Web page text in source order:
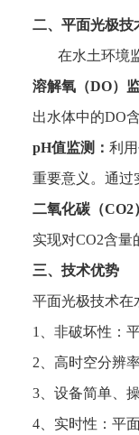
二、平面光极技
在水土环境
溶解氧（DO）
出水体中的DO
pH值监测： 利
重要意义。通过
二氧化碳（CO2
实现对CO2含
三、技术优势
平面光极技术在
1、非破坏性：
2、高时空分辨
3、设备简单、
4、实时性：平